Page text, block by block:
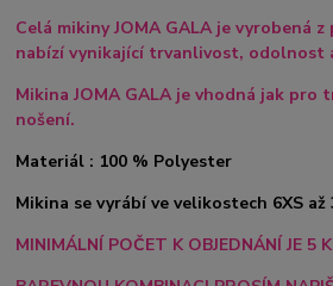
Celá mikiny JOMA GALA je vyrobená
nabízí vynikající trvanlivost, odolnost
Mikina JOMA GALA je vhodná jak
nošení.
Materiál : 100 % Polyester
Mikina se vyrábí ve velikostech 6XS až
MINIMÁLNÍ POČET K OBJEDNÁNÍ JE 5